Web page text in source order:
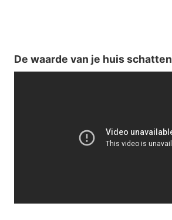
De waarde van je huis schatten